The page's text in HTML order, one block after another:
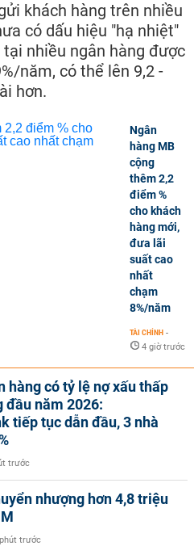
khách hàng trên nhiều
có dấu hiệu "hạ nhiệt"
nhiều ngân hàng được
năm, có thể lên 9,2 -
hơn.
Ngân
hàng MB
cộng
thêm 2,2
điểm %
cho khách
hàng mới,
đưa lãi
suất cao
nhất
chạm
8%/năm
TÀI CHÍNH -
4 giờ trước
hàng có tỷ lệ nợ xấu thấp
đầu năm 2026:
tiếp tục dẫn đầu, 3 nhà
trước
nhượng hơn 4,8 triệu
trước